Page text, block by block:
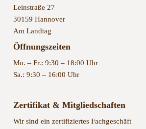
Leinstraße 27
30159 Hannover
Am Landtag
Öffnungszeiten
Mo. – Fr.: 9:30 – 18:00 Uhr
Sa.: 9:30 – 16:00 Uhr
Zertifikat & Mitgliedschaften
Wir sind ein zertifiziertes Fachgeschäft